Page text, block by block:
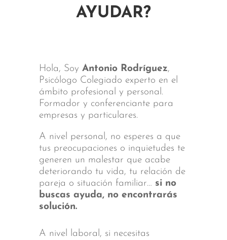
AYUDAR?
Hola, Soy Antonio Rodríguez,
Psicólogo Colegiado experto en el
ámbito profesional y personal.
Formador y conferenciante para
empresas y particulares.
A nivel personal, no esperes a que
tus preocupaciones o inquietudes te
generen un malestar que acabe
deteriorando tu vida, tu relación de
pareja o situación familiar… si no
buscas ayuda, no encontrarás
solución.
A nivel laboral, si necesitas